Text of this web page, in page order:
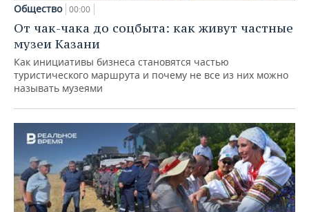
Общество 00:00
От чак-чака до соцбыта: как живут частные
музеи Казани
Как инициативы бизнеса становятся частью
туристического маршрута и почему не все из них можно
называть музеями